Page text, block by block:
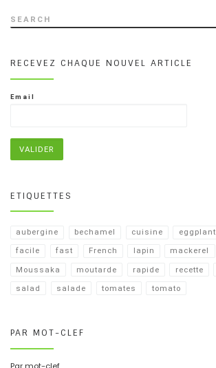
SEARCH
RECEVEZ CHAQUE NOUVEL ARTICLE
Email
ETIQUETTES
aubergine bechamel cuisine eggplant
facile
fast French lapin mackerel
Moussaka
moutarde rapide recette
salad
salade tomates tomato
PAR MOT-CLEF
Par mot-clef